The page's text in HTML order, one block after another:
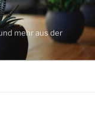
mehr aus der